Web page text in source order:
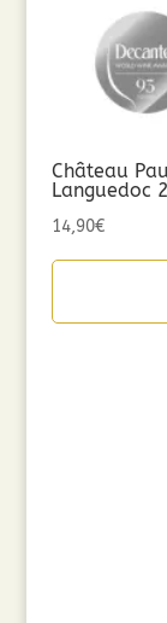
Château
Languedoc
14,90€